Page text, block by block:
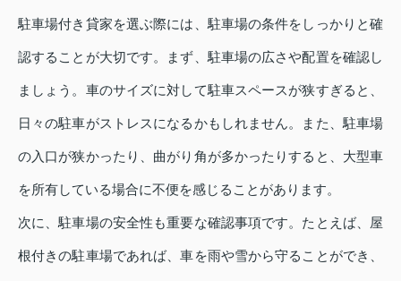
駐車場付き貸家を選ぶ際には、駐車場の条件をしっかりと確
認することが大切です。まず、駐車場の広さや配置を確認し
ましょう。車のサイズに対して駐車スペースが狭すぎると、
日々の駐車がストレスになるかもしれません。また、駐車場
の入口が狭かったり、曲がり角が多かったりすると、大型車
を所有している場合に不便を感じることがあります。
次に、駐車場の安全性も重要な確認事項です。たとえば、屋
根付きの駐車場であれば、車を雨や雪から守ることができ、